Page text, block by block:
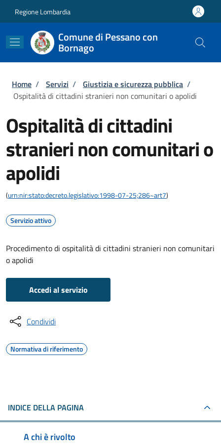
Regione Lombardia
Comune di Pessano con
Bornago
Briciole di pane
Home / Servizi / Giustizia e sicurezza pubblica /
Ospitalità di cittadini stranieri non comunitari o apolidi
Ospitalità di cittadini
stranieri non comunitari o
apolidi
(urn:nir:stato:decreto.legislativo:1998-07-25;286~art7)
Servizio attivo
Procedimento di ospitalità di cittadini stranieri non comunitari
o apolidi
Accedi al servizio
Condividi
Normativa di riferimento
INDICE DELLA PAGINA
A chi è rivolto